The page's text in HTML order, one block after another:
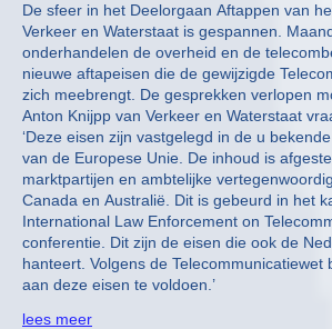
De sfeer in het Deelorgaan Aftappen van
Verkeer en Waterstaat is gespannen.
onderhandelen de overheid en de
nieuwe aftapeisen die de gewijzigde
zich meebrengt. De gesprekken verlopen
Anton Knijpp van Verkeer en Waterstaat
‘Deze eisen zijn vastgelegd in de u
van de Europese Unie. De inhoud is
marktpartijen en ambtelijke
Canada en Australië. Dit is gebeurd in het
International Law Enforcement on
conferentie. Dit zijn de eisen die ook de
hanteert. Volgens de Telecommunicatiewet
aan deze eisen te voldoen.’
lees meer